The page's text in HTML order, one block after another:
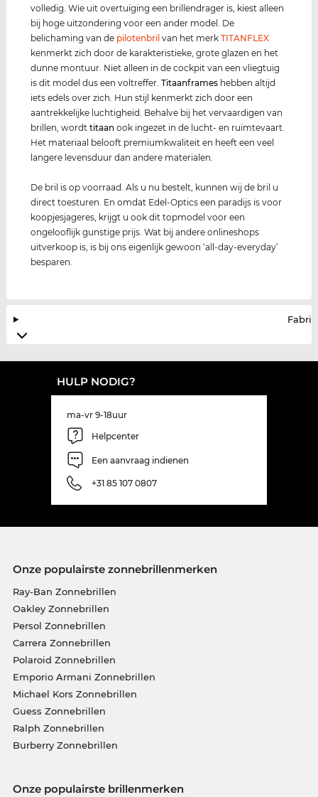
volledig. Wie uit overtuiging een brillendrager is, kiest alleen
bij hoge uitzondering voor een ander model. De
belichaming van de pilotenbril van het merkTITANFLEX
kenmerkt zich door de karakteristieke, grote glazen en het
dunne montuur. Niet alleen in de cockpit van een vliegtuig
is dit model dus een voltreffer.Titaanframes hebben altijd
iets edels over zich. Hun stijl kenmerkt zich door een
aantrekkelijke luchtigheid. Behalve bij het vervaardigen van
brillen, wordttitaan ook ingezet in de lucht- en ruimtevaart.
Het materiaal belooft premiumkwaliteit en heeft een veel
langere levensduur dan andere materialen.
De bril is op voorraad. Als u nu bestelt, kunnen wij de bril u
direct toesturen. En omdat Edel-Optics een paradijs is voor
koopjesjageres, krijgt u ook dit topmodel voor een
ongelooflijk gunstige prijs. Wat bij andere onlineshops
uitverkoop is, is bij ons eigenlijk gewoon ‘all-day-everyday’
besparen.
HULP NODIG?
ma-vr 9-18uur
Helpcenter
Een aanvraag indienen
+31 85 107 0807
Onze populairste zonnebrillenmerken
Ray-Ban Zonnebrillen
Oakley Zonnebrillen
Persol Zonnebrillen
Carrera Zonnebrillen
Polaroid Zonnebrillen
Emporio Armani Zonnebrillen
Michael Kors Zonnebrillen
Guess Zonnebrillen
Ralph Zonnebrillen
Burberry Zonnebrillen
Onze populairste brillenmerken